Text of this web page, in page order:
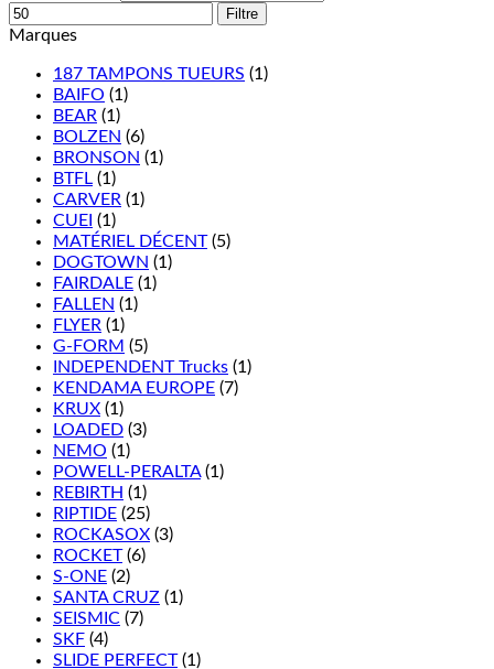
Filtre
Marques
187 TAMPONS TUEURS (1)
BAIFO (1)
BEAR (1)
BOLZEN (6)
BRONSON (1)
BTFL (1)
CARVER (1)
CUEI (1)
MATÉRIEL DÉCENT (5)
DOGTOWN (1)
FAIRDALE (1)
FALLEN (1)
FLYER (1)
G-FORM (5)
INDEPENDENT Trucks (1)
KENDAMA EUROPE (7)
KRUX (1)
LOADED (3)
NEMO (1)
POWELL-PERALTA (1)
REBIRTH (1)
RIPTIDE (25)
ROCKASOX (3)
ROCKET (6)
S-ONE (2)
SANTA CRUZ (1)
SEISMIC (7)
SKF (4)
SLIDE PERFECT (1)